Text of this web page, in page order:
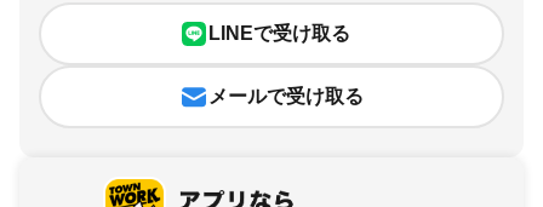
LINEで受け取る
メールで受け取る